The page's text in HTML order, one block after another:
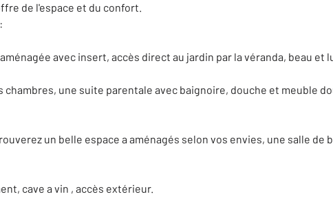
de l'espace et du confort.
avec insert, accès direct au jardin par la véranda, beau et
une suite parentale avec baignoire, douche et meuble
un belle espace a aménagés selon vos envies, une salle de
cave a vin , accès extérieur.